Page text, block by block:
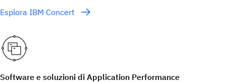
Esplora IBM Concert
Software e soluzioni di Application Performance